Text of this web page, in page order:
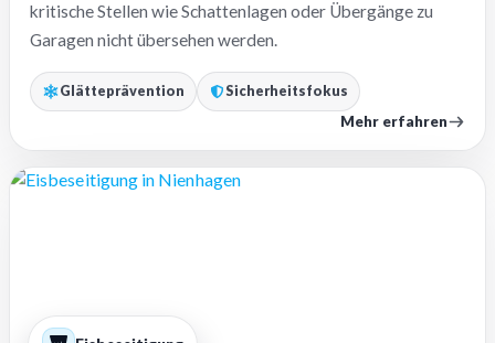
kritische Stellen wie Schattenlagen oder Übergänge zu
Garagen nicht übersehen werden.
Glätteprävention Sicherheitsfokus
Mehr erfahren